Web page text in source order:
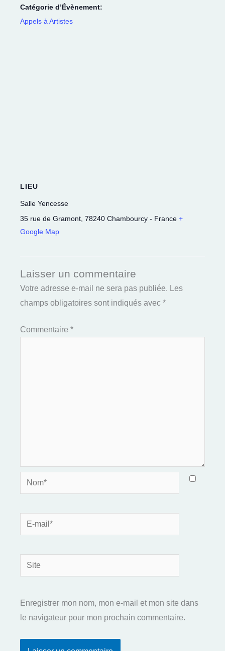
Catégorie d’Évènement:
Appels à Artistes
LIEU
Salle Yencesse
35 rue de Gramont 78240 Chambourcy - France +
Google Map
Laisser un commentaire
Votre adresse e-mail ne sera pas publiée. Les
champs obligatoires sont indiqués avec *
Commentaire *
Nom*
E-
mail*
Site
Enregistrer mon nom, mon e-mail et mon site dans
le navigateur pour mon prochain commentaire.